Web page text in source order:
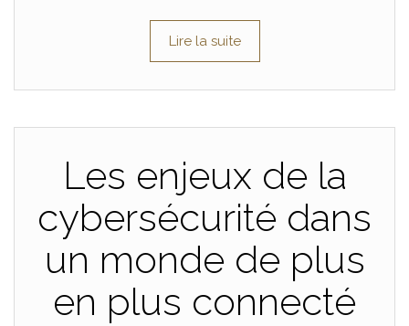
Lire la suite
Les enjeux de la
cybersécurité dans
un monde de plus
en plus connecté